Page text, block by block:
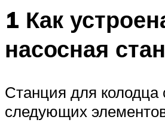
1 Как
насосная
Станция для колодца
следующих